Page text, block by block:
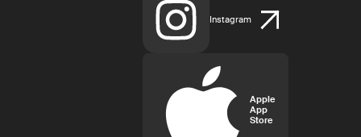
Instagram
Apple
App
Store